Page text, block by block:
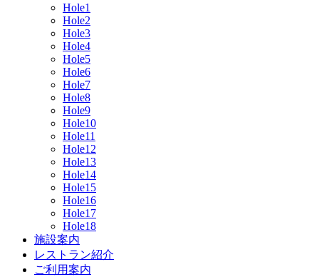
Hole1
Hole2
Hole3
Hole4
Hole5
Hole6
Hole7
Hole8
Hole9
Hole10
Hole11
Hole12
Hole13
Hole14
Hole15
Hole16
Hole17
Hole18
施設案内
レストラン紹介
ご利用案内